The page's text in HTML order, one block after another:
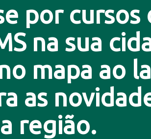
por cursos
na sua
mapa ao
as
região.